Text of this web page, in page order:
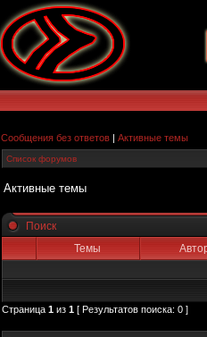
Сообщения без ответов | Активные темы
Список форумов
Активные темы
Поиск
Темы
Страница 1 из 1 [ Результатов поиска: 0 ]